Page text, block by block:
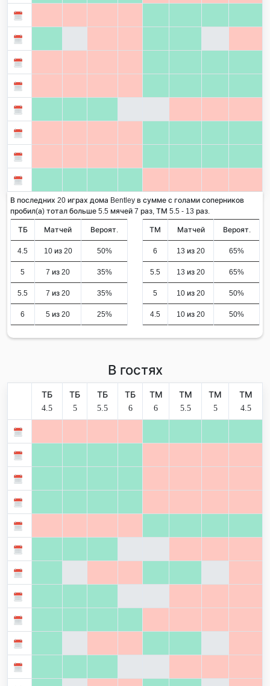
В последних 20 играх дома Bentley в сумме с голами соперников
пробил(а) тотал больше 5.5 мячей 7 раз, ТМ 5.5 - 13 раз.
ТБ Матчей Вероят.
4.5 10 из 20 50%
5 7 из 20 35%
5.5 7 из 20 35%
6 5 из 20 25%
ТМ Матчей Вероят.
6 13 из 20 65%
5.5 13 из 20 65%
5 10 из 20 50%
4.5 10 из 20 50%
В гостях
ТБ
4.5
ТБ
5
ТБ
5.5
ТБ
6
ТМ
6
ТМ
5.5
ТМ
5
ТМ
4.5